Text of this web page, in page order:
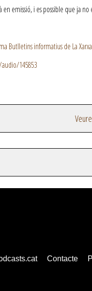
en emissió, i es possible que ja
Butlletins informatius de La Xarxa
145853
Contacte